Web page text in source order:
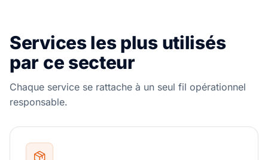
Services les plus utilisés
par ce secteur
Chaque service se rattache à un seul fil opérationnel
responsable.